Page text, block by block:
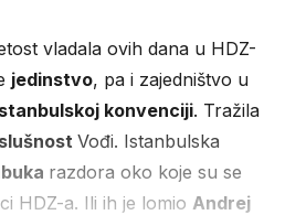
vladala ovih dana u HDZ-
jedinstvo, pa i zajedništvo u
konvenciji. Tražila
Vođi. Istanbulska
razdora oko koje su se
HDZ-a. Ili ih je lomio Andrej